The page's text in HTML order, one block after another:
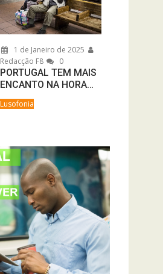
1 de Janeiro de 2025
Redacção F8
0
PORTUGAL TEM MAIS
ENCANTO NA HORA…
Lusofonia